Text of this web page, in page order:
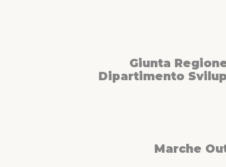
Giunta
Dipartimento
Marche